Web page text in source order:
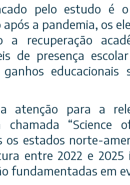
pelo estudo é
a pandemia, os
a recuperação
de presença
educacionais
atenção para a
chamada “Science
estados norte-
entre 2022 e
fundamentadas em